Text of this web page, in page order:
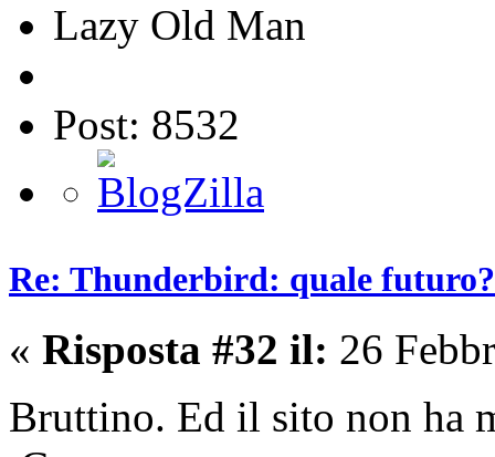
Lazy Old Man
Post: 8532
Re: Thunderbird: quale futuro?
« Risposta #32 il: 26
Bruttino. Ed il sito non ha